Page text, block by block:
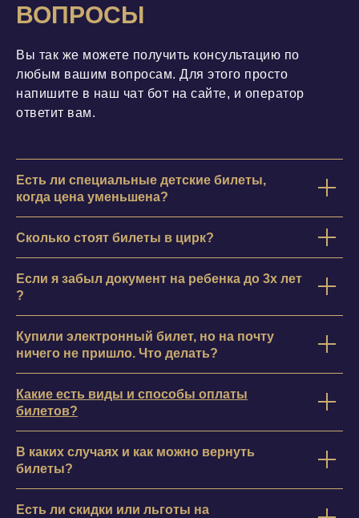
ВОПРОСЫ
Вы так же можете получить консультацию по
любым вашим вопросам. Для этого просто
напишите в наш чат бот на сайтe, и оператор
ответит вам.
Есть ли специальные детские билеты,
когда цена уменьшена?
Сколько стоят билеты в цирк?
Если я забыл документ на ребенка до 3х лет
?
Купили электронный билет, но на почту
ничего не пришло. Что делать?
Какие есть виды и способы оплаты
билетов?
В каких случаях и как можно вернуть
билеты?
Есть ли скидки или льготы на